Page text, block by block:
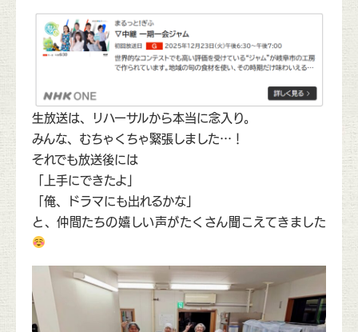
生放送は、リハーサルから本当に念入り。
みんな、むちゃくちゃ緊張しました…！
それでも放送後には
「上手にできたよ」
「俺、ドラマにも出れるかな」
と、仲間たちの嬉しい声がたくさん聞こえてきました